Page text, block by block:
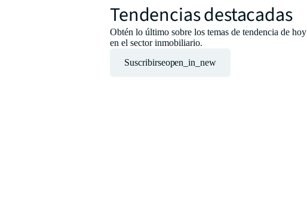
Tendencias destacadas
Obtén lo último sobre los temas de tendencia de hoy
en el sector inmobiliario.
Suscribirseopen_in_new